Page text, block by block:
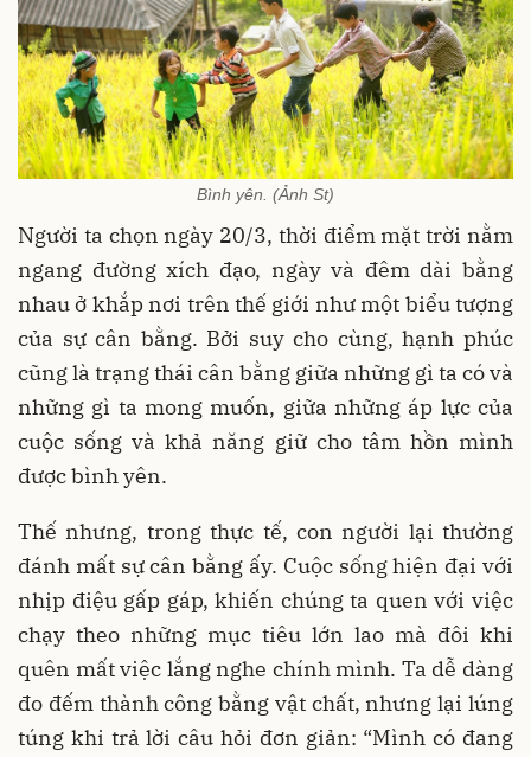
Bình yên. (Ảnh St)
Người ta chọn ngày 20/3, thời điểm mặt trời nằm
ngang đường xích đạo, ngày và đêm dài bằng
nhau ở khắp nơi trên thế giới như một biểu tượng
của sự cân bằng. Bởi suy cho cùng, hạnh phúc
cũng là trạng thái cân bằng giữa những gì ta có và
những gì ta mong muốn, giữa những áp lực của
cuộc sống và khả năng giữ cho tâm hồn mình
được bình yên.
Thế nhưng, trong thực tế, con người lại thường
đánh mất sự cân bằng ấy. Cuộc sống hiện đại với
nhịp điệu gấp gáp, khiến chúng ta quen với việc
chạy theo những mục tiêu lớn lao mà đôi khi
quên mất việc lắng nghe chính mình. Ta dễ dàng
đo đếm thành công bằng vật chất, nhưng lại lúng
túng khi trả lời câu hỏi đơn giản: “Mình có đang